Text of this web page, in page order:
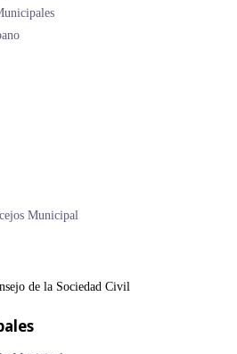
Municipal
de la Sociedad Civil